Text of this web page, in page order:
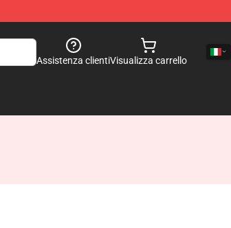
Assistenza clientiVisualizza carrello